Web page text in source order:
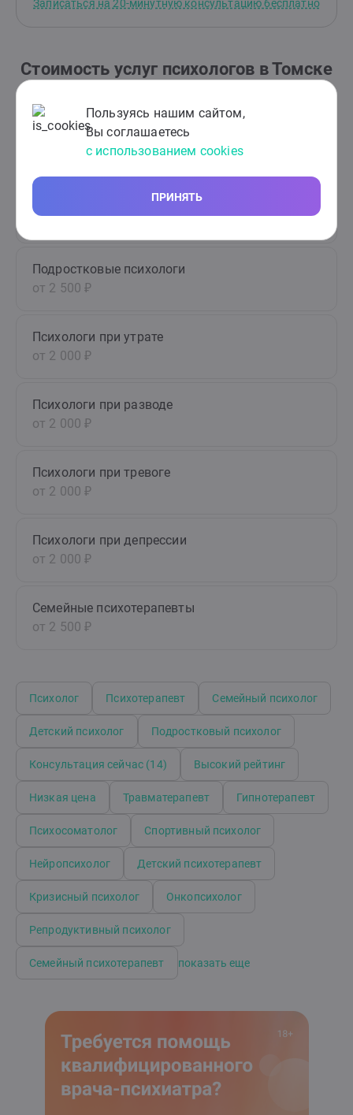
Пользуясь нашим сайтом,
Вы соглашаетесь
с использованием cookies
ПРИНЯТЬ
Записаться на 20-минутную консультацию бесплатно
Стоимость услуг психологов в Томске
Семейные психологи
от 2 500 ₽
от 2 500 ₽
Подростковые психологи
от 2 500 ₽
Психологи при утрате
от 2 000 ₽
Психологи при разводе
от 2 000 ₽
Психологи при тревоге
от 2 000 ₽
Психологи при депрессии
от 2 000 ₽
Семейные психотерапевты
от 2 500 ₽
Психолог Психотерапевт Семейный психолог
Детский психолог Подростковый психолог
Консультация сейчас (14) Высокий рейтинг
Низкая цена Травматерапевт Гипнотерапевт
Психосоматолог Спортивный психолог
Нейропсихолог Детский психотерапевт
Кризисный психолог Онкопсихолог
Репродуктивный психолог
Семейный психотерапевт показать еще